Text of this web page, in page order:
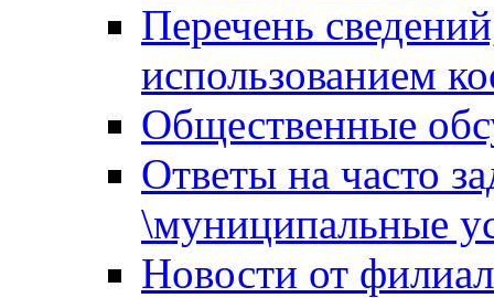
Перечень
использованием
Общественные
Ответы на часто
\муниципальные
Новости от